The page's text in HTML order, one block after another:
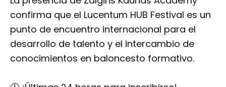
confirma que el Lucentum HUB Festival es un
punto de encuentro internacional para el
desarrollo de talento y el intercambio de
conocimientos en baloncesto formativo.